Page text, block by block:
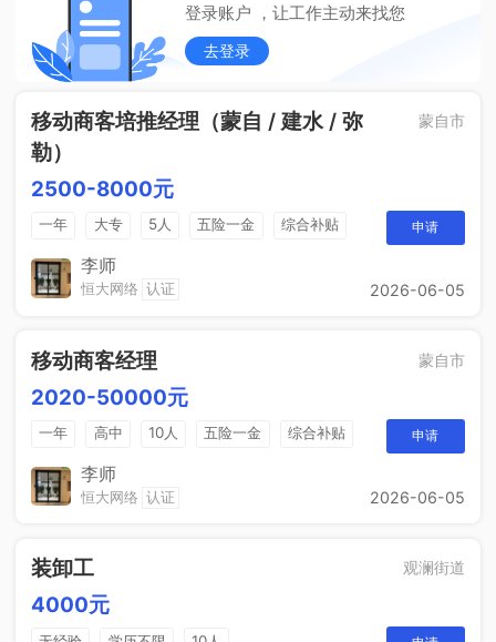
登录账户 ，让工作主动来找您
去登录
移动商客培推经理（蒙自 / 建水 / 弥
勒）
蒙自市
2500-8000元
一年 大专 5人 五险一金
综合补贴
销售奖金
申请
李师
恒大网络 认证 2026-06-05
移动商客经理 蒙自市
2020-50000元
一年 高中 10人 五险一金
综合补贴
销售奖金
申请
李师
恒大网络 认证 2026-06-05
装卸工 观澜街道
4000元